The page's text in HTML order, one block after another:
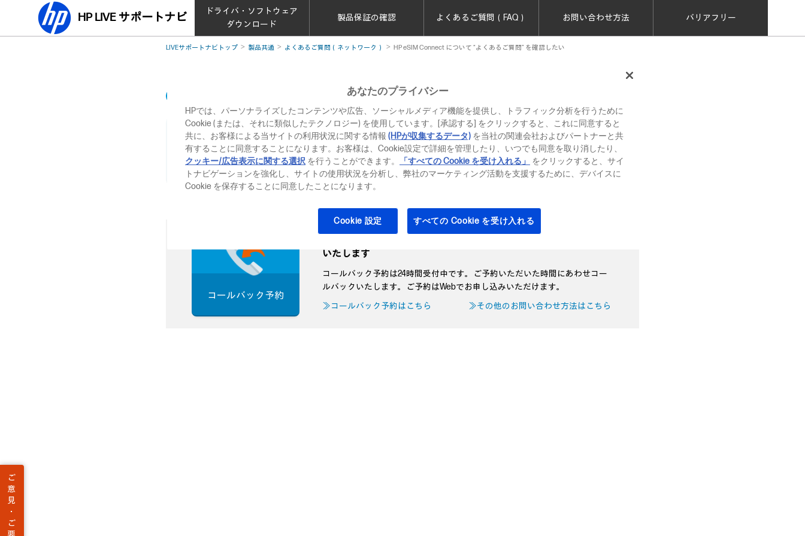
HP LIVE サポートナビ
ドライバ・ソフトウェア
ダウンロード
製品保証の確認 よくあるご質問（FAQ） お問い合わせ方法 バリアフリー
LIVEサポートナビトップ 製品共通 よくあるご質問（ネットワーク） HP eSIM Connect について “よくあるご質問” を確認したい
HP eSIM Connect について “よくあるご質問” を確認したい
以下のサイトから確認することができます。
HP eSIM Connect よくあるご質問
https://jp.ext.hp.com/prod/notebooks/business/esim/#faq
ご
意
見
・
ご
コールバック予約
いたします
コールバック予約は24時間受付中です。ご予約いただいた時間にあわせコー
ルバックいたします。ご予約はWebでお申し込みいただけます。
≫コールバック予約はこちら
≫その他のお問い合わせ方法はこちら
あなたのプライバシー
HPでは、パーソナライズしたコンテンツや広告、ソーシャルメディア機能を提供し、トラフィック分析を行うために
Cookie (または、それに類似したテクノロジー) を使用しています。[承認する] をクリックすると、これに同意すると
共に、お客様による当サイトの利用状況に関する情報 (HPが収集するデータ) を当社の関連会社およびパートナーと共
有することに同意することになります。お客様は、Cookie設定で詳細を管理したり、いつでも同意を取り消したり、
クッキー/広告表示に関する選択 を行うことができます。 「すべての Cookie を受け入れる」
をクリックすると、サイ
トナビゲーションを強化し、サイトの使用状況を分析し、弊社のマーケティング活動を支援するために、デバイスに
Cookie を保存することに同意したことになります。
Cookie 設定 すべての Cookie を受け入れる